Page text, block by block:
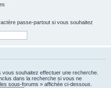
passe-partout si vous souhaitez
souhaitez effectuer une recherche.
dans la recherche si vous ne
sous-forums » affichée ci-dessous.